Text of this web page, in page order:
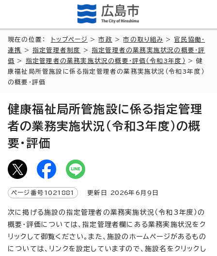
現在の位置： トップページ >市政 >市の取り組み > 官民協働・
連携
>指定管理者制度 >指定管理者の業務実施状況の概要・評
価 > 指定管理者の業務実施状況の概要・評価（令和3年度）
> 健
康福祉局所管施設に係る指定管理者の業務実施状況（令和3年度）
の概要・評価
健康福祉局所管施設に係る指定管理
者の業務実施状況（令和3年度）の概
要・評価
ページ番号 1021881 更新日 2026年6月9日
次に掲げる施設の指定管理者の業務実施状況（令和3年度）の
概要・評価については、指定管理者欄にある業務実施状況をク
リックして御覧ください。また、施設のホームページがあるもの
については、リンクを設定していますので、施設名をクリックし